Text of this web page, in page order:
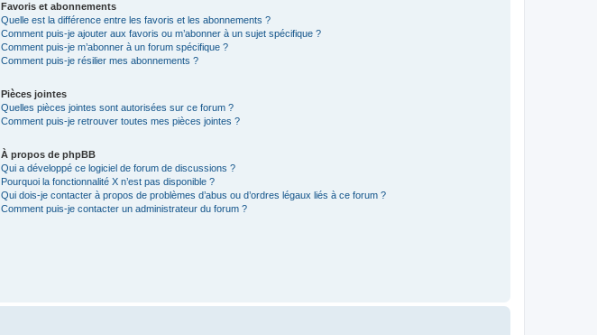
Favoris et abonnements
Quelle est la différence entre les favoris et les abonnements ?
Comment puis-je ajouter aux favoris ou m’abonner à un sujet spécifique ?
Comment puis-je m’abonner à un forum spécifique ?
Comment puis-je résilier mes abonnements ?
Pièces jointes
Quelles pièces jointes sont autorisées sur ce forum ?
Comment puis-je retrouver toutes mes pièces jointes ?
À propos de phpBB
Qui a développé ce logiciel de forum de discussions ?
Pourquoi la fonctionnalité X n’est pas disponible ?
Qui dois-je contacter à propos de problèmes d’abus ou d’ordres légaux liés à ce forum ?
Comment puis-je contacter un administrateur du forum ?